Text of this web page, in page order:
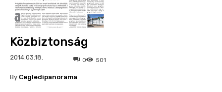
Közbiztonság
2014.03.18. 501
0
By Cegledipanorama